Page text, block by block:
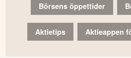
Börsens öppettider
Aktietips Aktieappen